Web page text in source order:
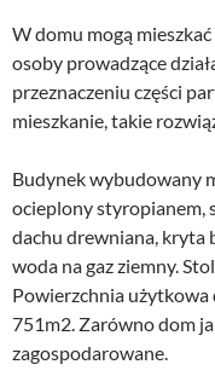
W domu mogą
osoby prowadzące
przeznaczeniu części
mieszkanie, takie
Budynek wybudowany
ocieplony styropianem,
dachu drewniana, kryta
woda na gaz ziemny.
Powierzchnia użytkowa
751m2. Zarówno dom
zagospodarowane.